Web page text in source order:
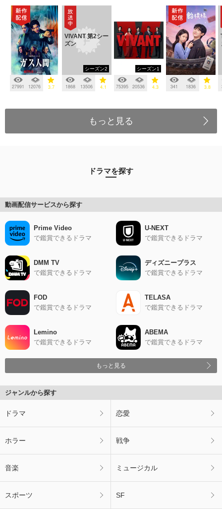
27991 12076 3.7
VIVANT 第2シー
ズン
シーズン2
1868 13506 4.1
シーズン1
75395 20536 4.3 341 1836 3.8
もっと見る
ドラマを探す
動画配信サービスから探す
Prime Video
で鑑賞できるドラマ
U-NEXT
で鑑賞できるドラマ
DMM TV
で鑑賞できるドラマ
ディズニープラス
で鑑賞できるドラマ
FOD
で鑑賞できるドラマ
TELASA
で鑑賞できるドラマ
Lemino
で鑑賞できるドラマ
ABEMA
で鑑賞できるドラマ
もっと見る
ジャンルから探す
ドラマ 恋愛
ホラー 戦争
音楽 ミュージカル
スポーツ SF